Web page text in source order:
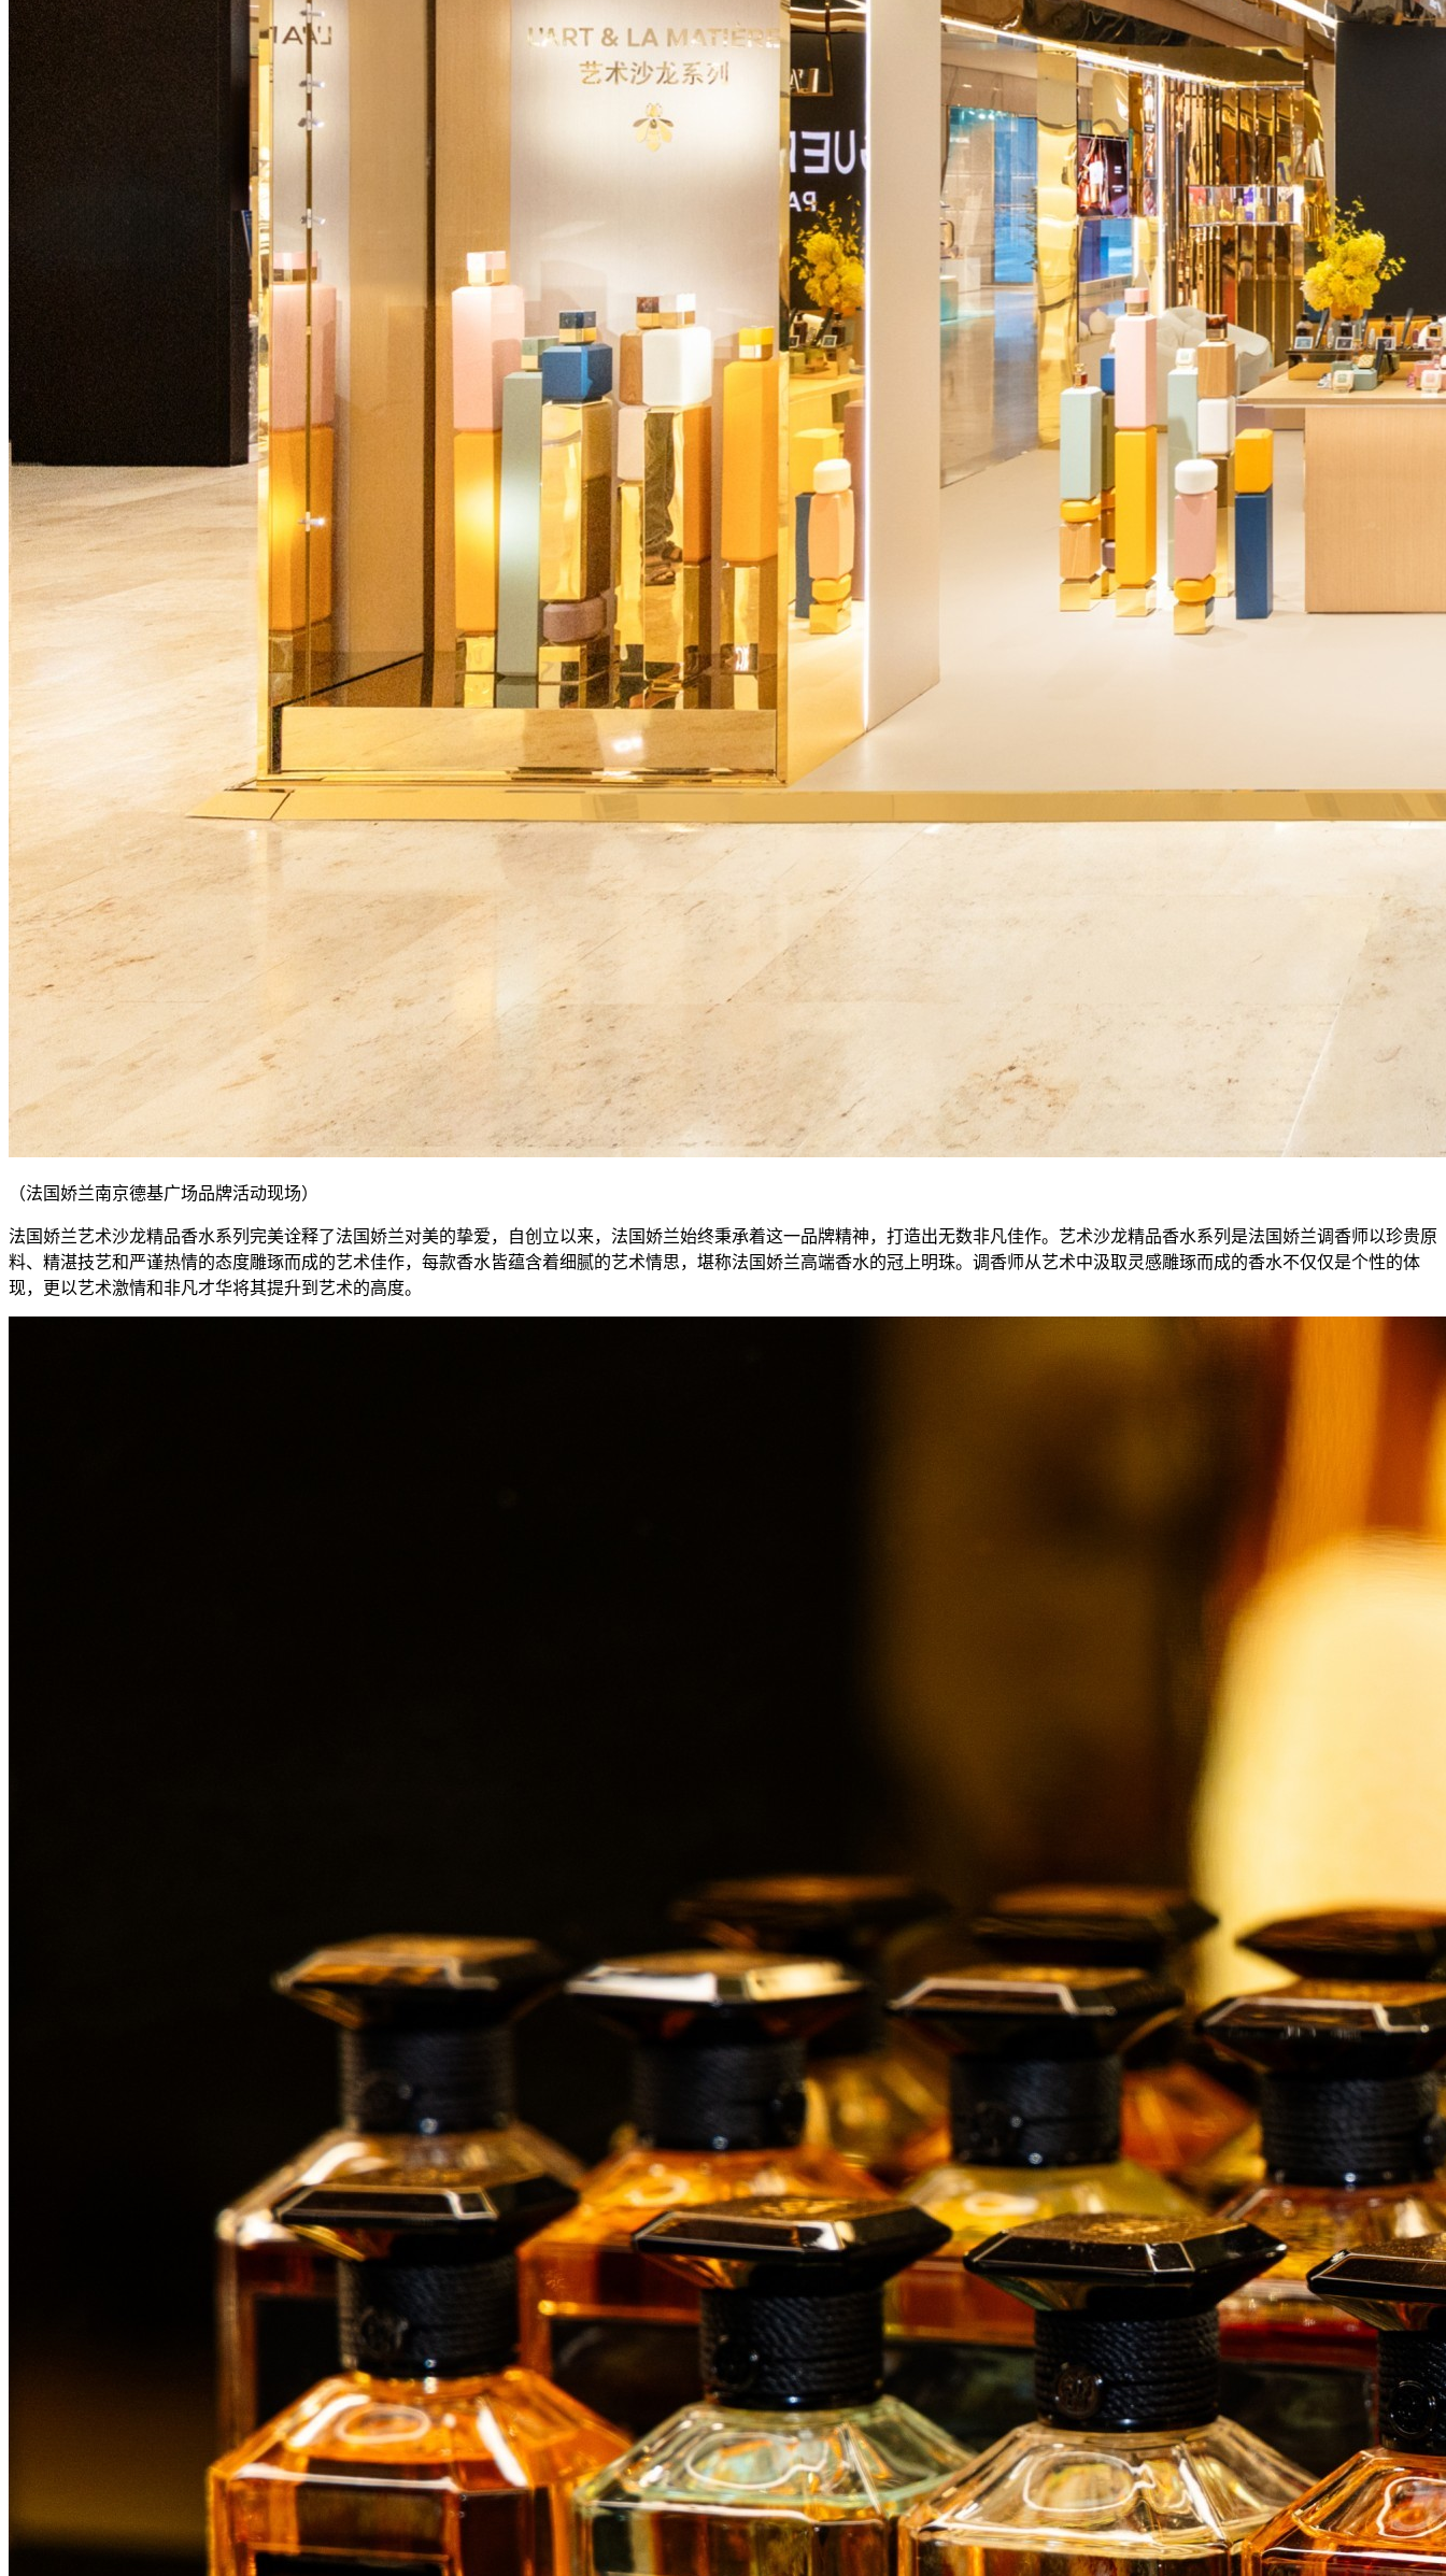
（法国娇兰南京德基广场品牌活动现场）
法国娇兰艺术沙龙精品香水系列完美诠释了法国娇兰对美的挚爱，自创立以来，法国娇兰始终秉承着这一品牌精神，打造出无数非凡佳作。艺术沙龙精品香水系列是法国娇兰调香师以珍贵原
料、精湛技艺和严谨热情的态度雕琢而成的艺术佳作，每款香水皆蕴含着细腻的艺术情思，堪称法国娇兰高端香水的冠上明珠。调香师从艺术中汲取灵感雕琢而成的香水不仅仅是个性的体
现，更以艺术激情和非凡才华将其提升到艺术的高度。